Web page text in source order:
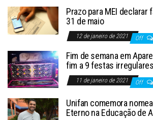
Prazo para MEI declarar
31 de maio
12 de janeiro de 2021 Off
Fim de semana em
fim a 9 festas irregulares
11 de janeiro de 2021 Off
Unifan comemora
Eterno na Educação de